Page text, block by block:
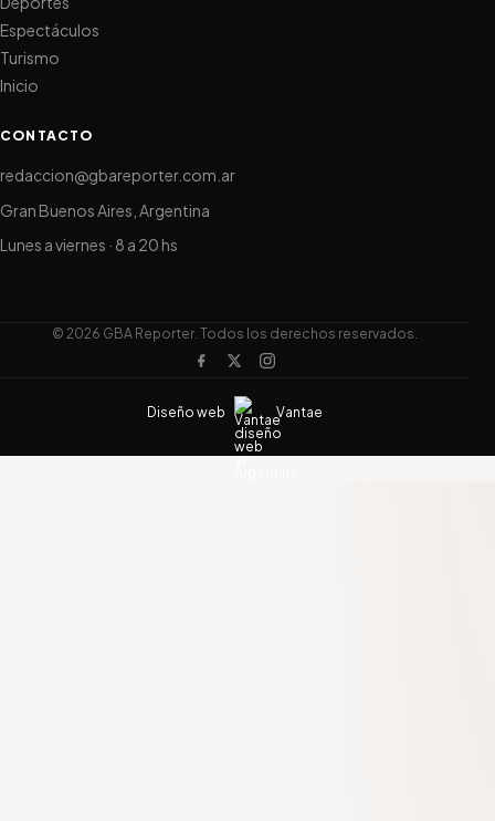
Espectáculos
Turismo
Inicio
CONTACTO
redaccion@gbareporter.com.ar
Gran Buenos Aires, Argentina
Lunes a viernes · 8 a 20 hs
© 2026 GBA Reporter. Todos los derechos reservados.
Diseño web Vantae